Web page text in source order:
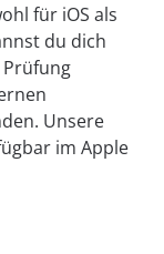
für iOS als
du dich
Unsere
im Apple